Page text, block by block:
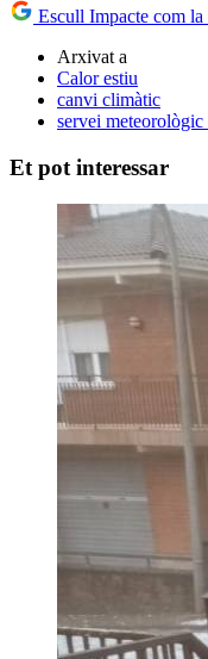
Escull Impacte com
Arxivat a
Calor estiu
canvi climàtic
servei meteorològic
Et pot interessar